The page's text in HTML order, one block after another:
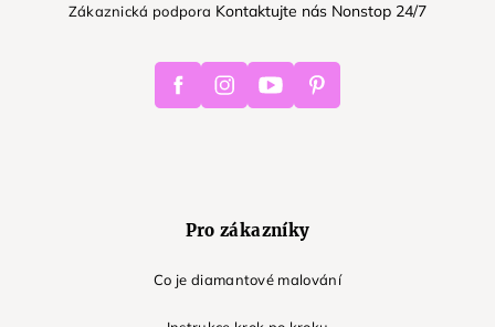
Zákaznická podpora Kontaktujte nás Nonstop 24/7
FacebookInstagramYoutube Pinterest
Pro zákazníky
Co je diamantové malování